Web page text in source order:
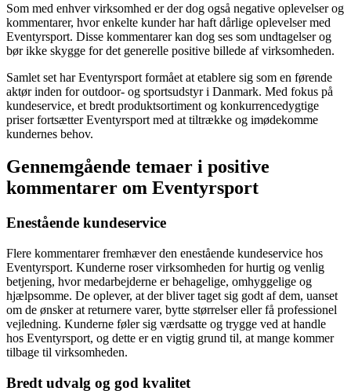
Som med enhver virksomhed er der dog også negative oplevelser og
kommentarer, hvor enkelte kunder har haft dårlige oplevelser med
Eventyrsport. Disse kommentarer kan dog ses som undtagelser og
bør ikke skygge for det generelle positive billede af virksomheden.
Samlet set har Eventyrsport formået at etablere sig som en førende
aktør inden for outdoor- og sportsudstyr i Danmark. Med fokus på
kundeservice, et bredt produktsortiment og konkurrencedygtige
priser fortsætter Eventyrsport med at tiltrække og imødekomme
kundernes behov.
Gennemgående temaer i positive
kommentarer om Eventyrsport
Enestående kundeservice
Flere kommentarer fremhæver den enestående kundeservice hos
Eventyrsport. Kunderne roser virksomheden for hurtig og venlig
betjening, hvor medarbejderne er behagelige, omhyggelige og
hjælpsomme. De oplever, at der bliver taget sig godt af dem, uanset
om de ønsker at returnere varer, bytte størrelser eller få professionel
vejledning. Kunderne føler sig værdsatte og trygge ved at handle
hos Eventyrsport, og dette er en vigtig grund til, at mange kommer
tilbage til virksomheden.
Bredt udvalg og god kvalitet